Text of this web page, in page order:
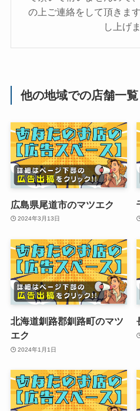
の上ご連絡をして頂きま
し上げ
他の地域での店舗一覧
広島県尾道市のマツエク
2024年3月13日
北海道釧路郡釧路町のマツ
エク
2024年1月1日